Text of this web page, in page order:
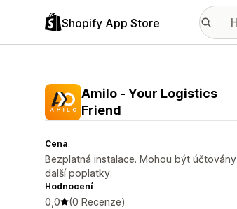
Shopify App Store
Amilo ‑ Your Logistics
Friend
Cena
Bezplatná instalace. Mohou být účtovány
další poplatky.
Hodnocení
0,0 (0 Recenze)